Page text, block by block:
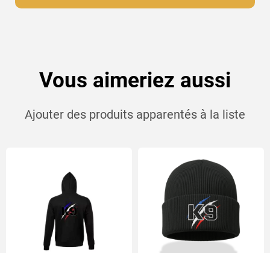
Vous aimeriez aussi
Ajouter des produits apparentés à la liste